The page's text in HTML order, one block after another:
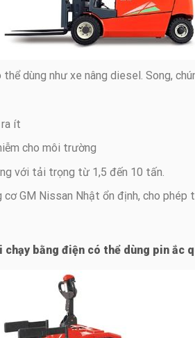
thể dùng như xe nâng diesel. Song,
ít
cho môi trường
với tải trọng từ 1,5 đến 10 tấn.
cơ GM Nissan Nhật ổn định, cho
chạy bằng điện có thể dùng pin ắc